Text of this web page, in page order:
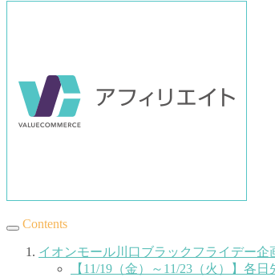
Contents
イオンモール川口ブラックフライデー企
【11/19（金）～11/23（火）】各